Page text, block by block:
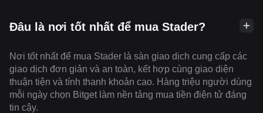
Đâu là nơi tốt nhất để mua Stader?
Nơi tốt nhất để mua Stader là sàn giao dịch cung cấp các
giao dịch đơn giản và an toàn, kết hợp cùng giao diện
thuận tiện và tính thanh khoản cao. Hàng triệu người dùng
mỗi ngày chọn Bitget làm nền tảng mua tiền điện tử đáng
tin cậy.